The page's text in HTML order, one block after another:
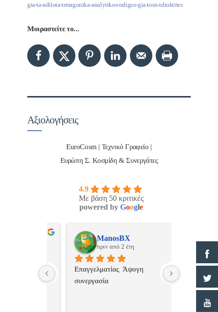
gia-ta-adilota-tetragonika-analytikos-odigos-gia-tous-idioktites
Μοιραστείτε το...
Αξιολογήσεις
EuroCosm | Τεχνικό Γραφείο |
Ευρώπη Σ. Κοσμίδη & Συνεργάτες
4.9
Με βάση 50 κριτικές
powered by Google
ManosBX
πριν από 2 έτη
Επαγγελματίας  Άψογη
συνεργασία